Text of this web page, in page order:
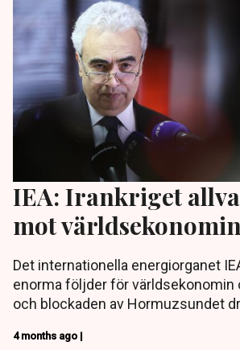
IEA: Irankriget
mot världsekonomin
Det internationella energiorganet
enorma följder för världsekonomin
och blockaden av Hormuzsundet
4 months ago |